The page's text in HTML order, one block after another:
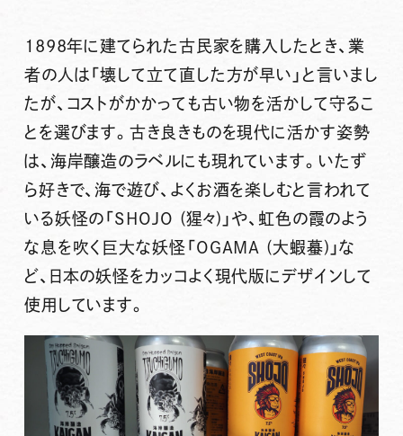
1898年に建てられた古民家を購入したとき、業
者の人は「壊して立て直した方が早い」と言いまし
たが、コストがかかっても古い物を活かして守るこ
とを選びます。古き良きものを現代に活かす姿勢
は、海岸醸造のラベルにも現れています。いたず
ら好きで、海で遊び、よくお酒を楽しむと言われて
いる妖怪の「SHOJO (猩々)」や、虹色の霞のよう
な息を吹く巨大な妖怪「OGAMA (大蝦蟇)」な
ど、日本の妖怪をカッコよく現代版にデザインして
使用しています。